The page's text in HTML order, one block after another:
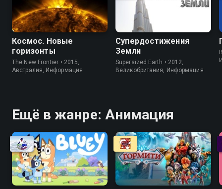
Космос. Новые
горизонты
The New Frontier • 2015,
Австралия, Информация
Супердостижения
Земли
Supersized Earth • 2012,
Великобритания, Информация
Ещё в жанре: Анимация